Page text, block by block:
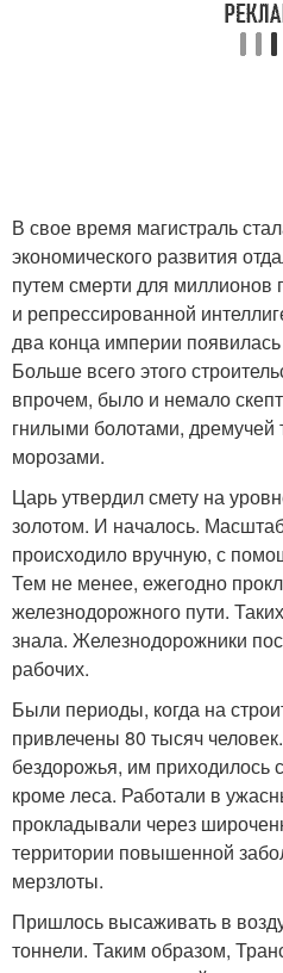
В свое время магистраль
экономического развития
путем смерти для миллионов
и репрессированной
два конца империи
Больше всего этого
впрочем, было и немало
гнилыми болотами, дремучей
морозами.
Царь утвердил смету на
золотом. И началось.
происходило вручную, с
Тем не менее, ежегодно
железнодорожного пути.
знала. Железнодорожники
рабочих.
Были периоды, когда на
привлечены 80 тысяч
бездорожья, им приходилось
кроме леса. Работали в
прокладывали через
территории повышенной
мерзлоты.
Пришлось высаживать в
тоннели. Таким образом,